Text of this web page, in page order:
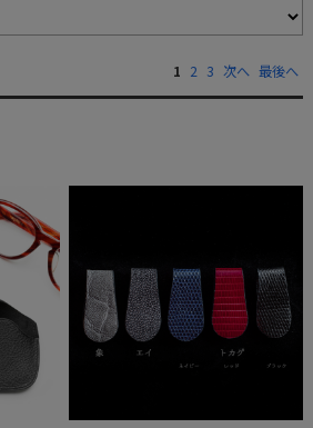
1 2 3 次へ 最後へ